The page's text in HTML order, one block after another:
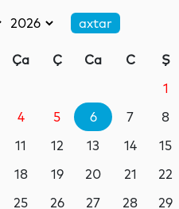
sisteminə daxil olub
dilində yeni nömrəsi işıq üzü
06 Avqust 13:38
Azərbaycan ədəbiyyatında
tədqiq olunub
06 Avqust 13:17
Ça Ç Ca C
Ş
1
4 5 6 7
8
11 12 13 14
15
18 19 20 21
22
25 26 27 28
29